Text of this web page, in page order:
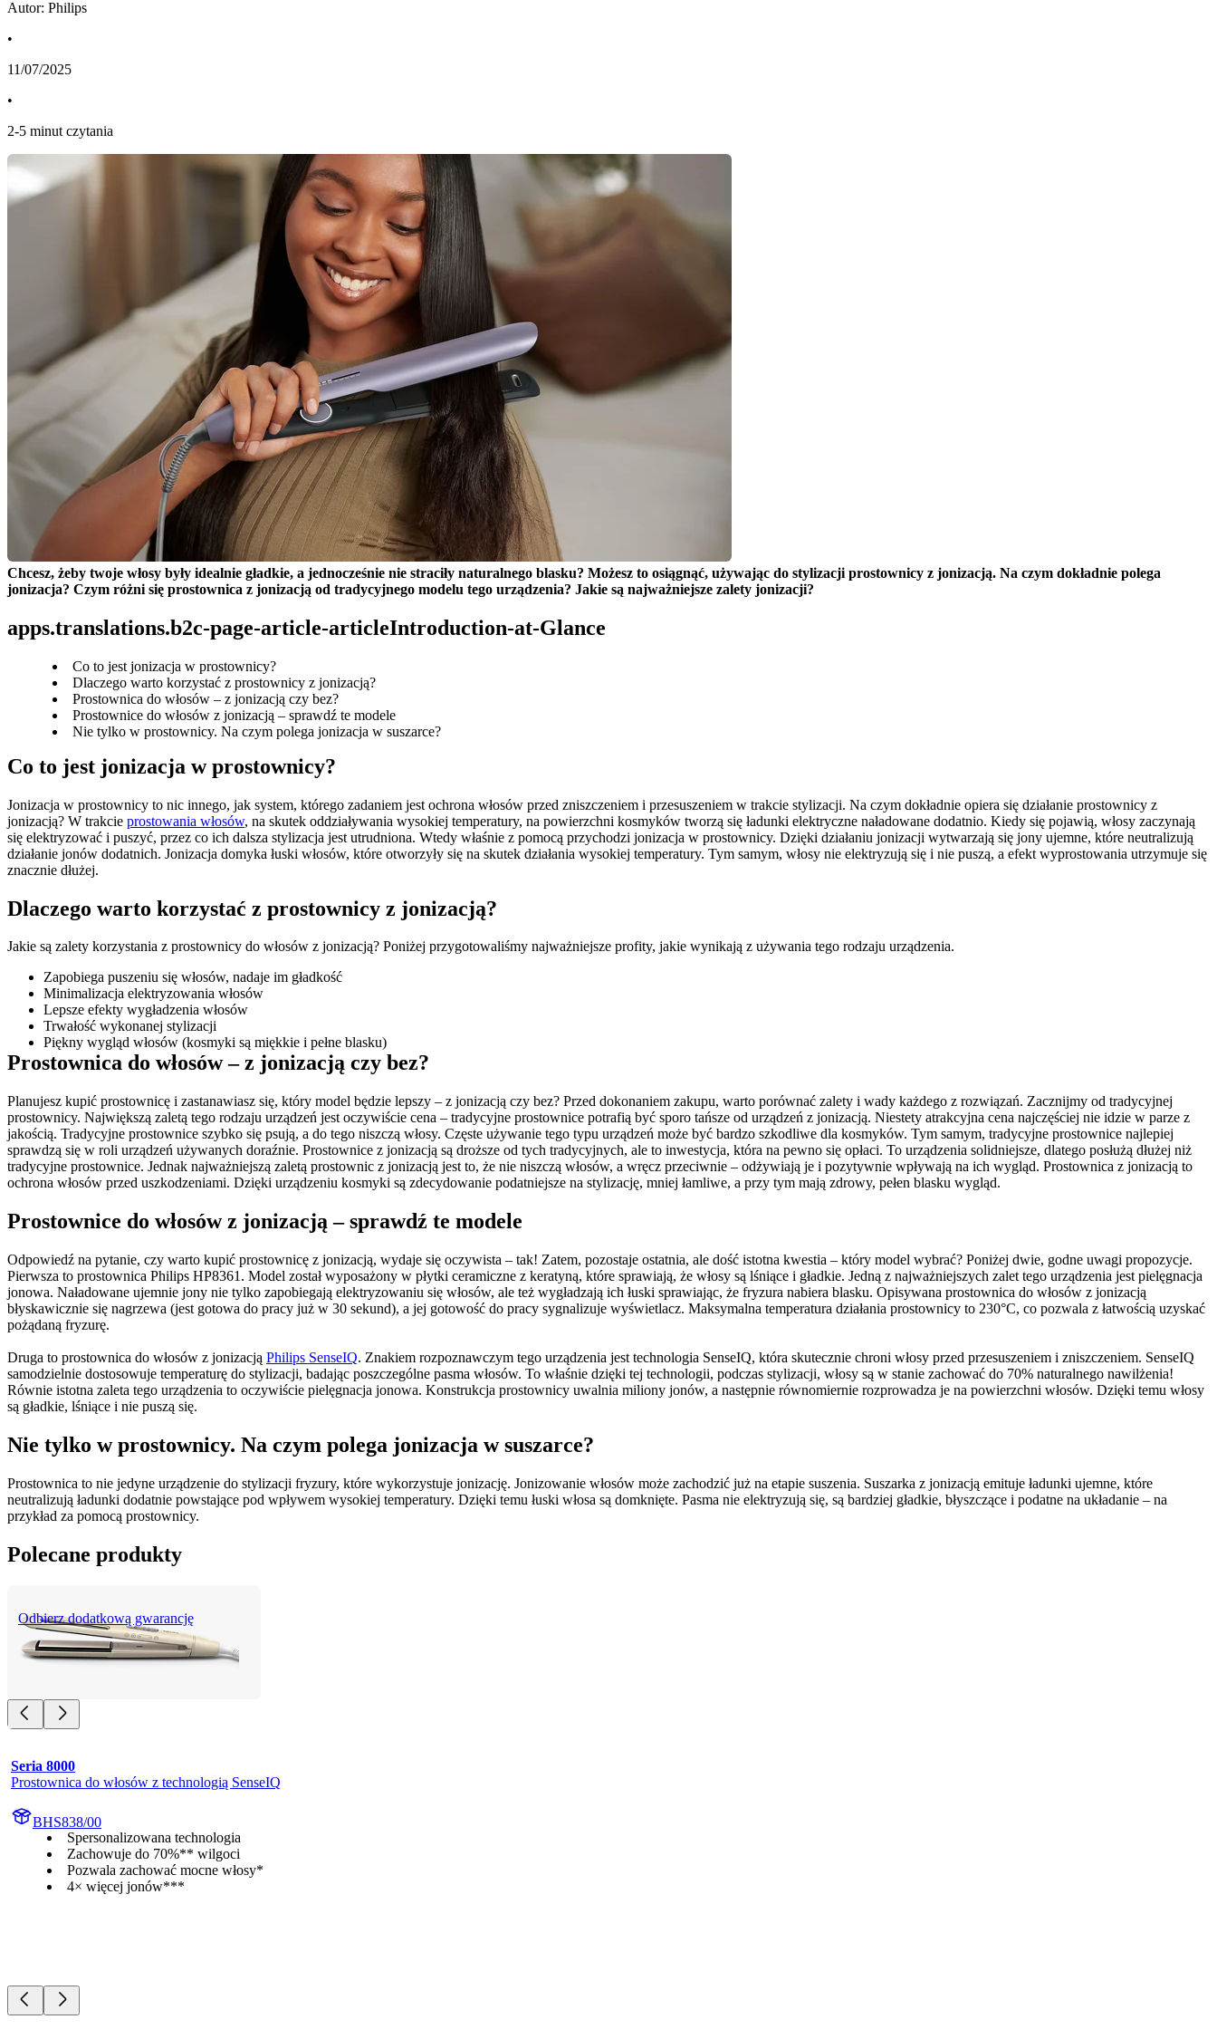
Autor: Philips
•
11/07/2025
•
2-5 minut czytania
Chcesz, żeby twoje włosy były idealnie gładkie, a jednocześnie nie straciły naturalnego blasku? Możesz to osiągnąć, używając do stylizacji prostownicy z jonizacją. Na czym dokładnie polega
jonizacja? Czym różni się prostownica z jonizacją od tradycyjnego modelu tego urządzenia? Jakie są najważniejsze zalety jonizacji?
apps.translations.b2c-page-article-articleIntroduction-at-Glance
Co to jest jonizacja w prostownicy?
Dlaczego warto korzystać z prostownicy z jonizacją?
Prostownica do włosów – z jonizacją czy bez?
Prostownice do włosów z jonizacją – sprawdź te modele
Nie tylko w prostownicy. Na czym polega jonizacja w suszarce?
Co to jest jonizacja w prostownicy?
Jonizacja w prostownicy to nic innego, jak system, którego zadaniem jest ochrona włosów przed zniszczeniem i przesuszeniem w trakcie stylizacji. Na czym dokładnie opiera się działanie prostownicy z
jonizacją? W trakcie prostowania włosów, na skutek oddziaływania wysokiej temperatury, na powierzchni kosmyków tworzą się ładunki elektryczne naładowane dodatnio. Kiedy się pojawią, włosy zaczynają
się elektryzować i puszyć, przez co ich dalsza stylizacja jest utrudniona. Wtedy właśnie z pomocą przychodzi jonizacja w prostownicy. Dzięki działaniu jonizacji wytwarzają się jony ujemne, które neutralizują
działanie jonów dodatnich. Jonizacja domyka łuski włosów, które otworzyły się na skutek działania wysokiej temperatury. Tym samym, włosy nie elektryzują się i nie puszą, a efekt wyprostowania utrzymuje się
znacznie dłużej.
Dlaczego warto korzystać z prostownicy z jonizacją?
Jakie są zalety korzystania z prostownicy do włosów z jonizacją? Poniżej przygotowaliśmy najważniejsze profity, jakie wynikają z używania tego rodzaju urządzenia.
Zapobiega puszeniu się włosów, nadaje im gładkość
Minimalizacja elektryzowania włosów
Lepsze efekty wygładzenia włosów
Trwałość wykonanej stylizacji
Piękny wygląd włosów (kosmyki są miękkie i pełne blasku)
Prostownica do włosów – z jonizacją czy bez?
Planujesz kupić prostownicę i zastanawiasz się, który model będzie lepszy – z jonizacją czy bez? Przed dokonaniem zakupu, warto porównać zalety i wady każdego z rozwiązań. Zacznijmy od tradycyjnej
prostownicy. Największą zaletą tego rodzaju urządzeń jest oczywiście cena – tradycyjne prostownice potrafią być sporo tańsze od urządzeń z jonizacją. Niestety atrakcyjna cena najczęściej nie idzie w parze z
jakością. Tradycyjne prostownice szybko się psują, a do tego niszczą włosy. Częste używanie tego typu urządzeń może być bardzo szkodliwe dla kosmyków. Tym samym, tradycyjne prostownice najlepiej
sprawdzą się w roli urządzeń używanych doraźnie. Prostownice z jonizacją są droższe od tych tradycyjnych, ale to inwestycja, która na pewno się opłaci. To urządzenia solidniejsze, dlatego posłużą dłużej niż
tradycyjne prostownice. Jednak najważniejszą zaletą prostownic z jonizacją jest to, że nie niszczą włosów, a wręcz przeciwnie – odżywiają je i pozytywnie wpływają na ich wygląd. Prostownica z jonizacją to
ochrona włosów przed uszkodzeniami. Dzięki urządzeniu kosmyki są zdecydowanie podatniejsze na stylizację, mniej łamliwe, a przy tym mają zdrowy, pełen blasku wygląd.
Prostownice do włosów z jonizacją – sprawdź te modele
Odpowiedź na pytanie, czy warto kupić prostownicę z jonizacją, wydaje się oczywista – tak! Zatem, pozostaje ostatnia, ale dość istotna kwestia – który model wybrać? Poniżej dwie, godne uwagi propozycje.
Pierwsza to prostownica Philips HP8361. Model został wyposażony w płytki ceramiczne z keratyną, które sprawiają, że włosy są lśniące i gładkie. Jedną z najważniejszych zalet tego urządzenia jest pielęgnacja
jonowa. Naładowane ujemnie jony nie tylko zapobiegają elektryzowaniu się włosów, ale też wygładzają ich łuski sprawiając, że fryzura nabiera blasku. Opisywana prostownica do włosów z jonizacją
błyskawicznie się nagrzewa (jest gotowa do pracy już w 30 sekund), a jej gotowość do pracy sygnalizuje wyświetlacz. Maksymalna temperatura działania prostownicy to 230°C, co pozwala z łatwością uzyskać
pożądaną fryzurę.
Druga to prostownica do włosów z jonizacją Philips SenseIQ. Znakiem rozpoznawczym tego urządzenia jest technologia SenseIQ, która skutecznie chroni włosy przed przesuszeniem i zniszczeniem. SenseIQ
samodzielnie dostosowuje temperaturę do stylizacji, badając poszczególne pasma włosów. To właśnie dzięki tej technologii, podczas stylizacji, włosy są w stanie zachować do 70% naturalnego nawilżenia!
Równie istotna zaleta tego urządzenia to oczywiście pielęgnacja jonowa. Konstrukcja prostownicy uwalnia miliony jonów, a następnie równomiernie rozprowadza je na powierzchni włosów. Dzięki temu włosy
są gładkie, lśniące i nie puszą się.
Nie tylko w prostownicy. Na czym polega jonizacja w suszarce?
Prostownica to nie jedyne urządzenie do stylizacji fryzury, które wykorzystuje jonizację. Jonizowanie włosów może zachodzić już na etapie suszenia. Suszarka z jonizacją emituje ładunki ujemne, które
neutralizują ładunki dodatnie powstające pod wpływem wysokiej temperatury. Dzięki temu łuski włosa są domknięte. Pasma nie elektryzują się, są bardziej gładkie, błyszczące i podatne na układanie – na
przykład za pomocą prostownicy.
Polecane produkty
Odbierz dodatkową gwarancję
Seria 8000
Prostownica do włosów z technologią SenseIQ
BHS838/00
Spersonalizowana technologia
Zachowuje do 70%** wilgoci
Pozwala zachować mocne włosy*
4× więcej jonów***